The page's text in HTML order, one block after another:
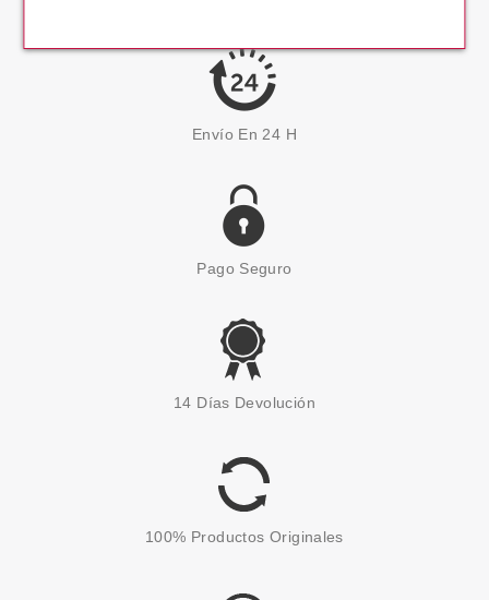
Envío En 24 H
Pago Seguro
14 Días Devolución
100% Productos Originales